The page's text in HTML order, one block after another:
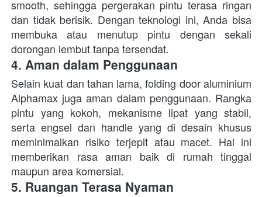
smooth, sehingga pergerakan pintu terasa ringan
dan tidak berisik. Dengan teknologi ini, Anda bisa
membuka atau menutup pintu dengan sekali
dorongan lembut tanpa tersendat.
4. Aman dalam Penggunaan
Selain kuat dan tahan lama, folding door aluminium
Alphamax juga aman dalam penggunaan. Rangka
pintu yang kokoh, mekanisme lipat yang stabil,
serta engsel dan handle yang di desain khusus
meminimalkan risiko terjepit atau macet. Hal ini
memberikan rasa aman baik di rumah tinggal
maupun area komersial.
5. Ruangan Terasa Nyaman